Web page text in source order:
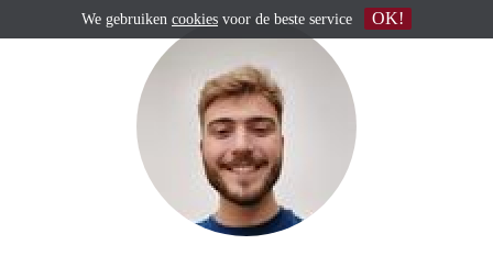
We gebruiken cookies voor de beste service OK!